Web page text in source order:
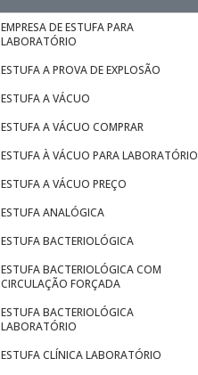
EMPRESA DE ESTUFA PARA
LABORATÓRIO
ESTUFA A PROVA DE EXPLOSÃO
ESTUFA A VÁCUO
ESTUFA A VÁCUO COMPRAR
ESTUFA À VÁCUO PARA LABORATÓRIO
ESTUFA A VÁCUO PREÇO
ESTUFA ANALÓGICA
ESTUFA BACTERIOLÓGICA
ESTUFA BACTERIOLÓGICA COM
CIRCULAÇÃO FORÇADA
ESTUFA BACTERIOLÓGICA
LABORATÓRIO
ESTUFA CLÍNICA LABORATÓRIO